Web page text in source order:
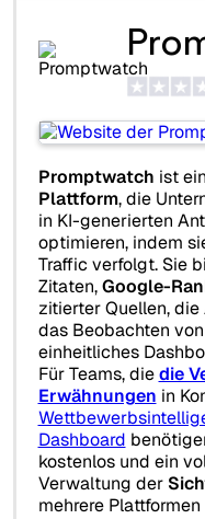
Promptwatch ist
Plattform, die
in KI-generierten
optimieren, indem
Traffic verfolgt. Sie
Zitaten,Google-
zitierter Quellen,
das Beobachten
einheitliches
Für Teams, diedie
Erwähnungen in
Dashboard
kostenlos und ein
Verwaltung der
mehrere